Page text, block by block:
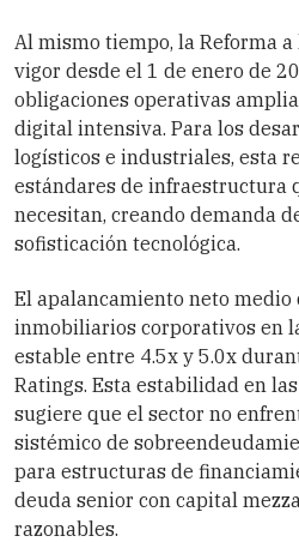
Al mismo tiempo, la Reforma a
vigor desde el 1 de enero de
obligaciones operativas
digital intensiva. Para los
logísticos e industriales, esta
estándares de infraestructura
necesitan, creando demanda
sofisticación tecnológica.
El apalancamiento neto medio
inmobiliarios corporativos en
estable entre 4.5x y 5.0x
Ratings. Esta estabilidad en
sugiere que el sector no
sistémico de
para estructuras de
deuda senior con capital
razonables.